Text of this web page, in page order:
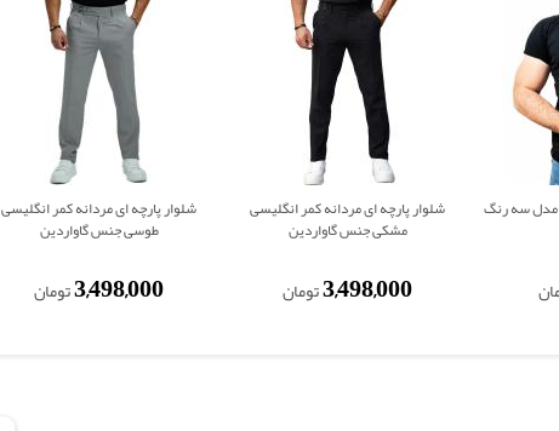
تیشرت مشکی مردانه faith مدل سه رنگ شلوار پارچه ای مردانه کمر انگلیسی
مشکی جنس گاواردین
3,498,000تومان
شلوار پارچه ای مردانه کمر انگلیسی
طوسی جنس گاواردین
3,498,000تومان